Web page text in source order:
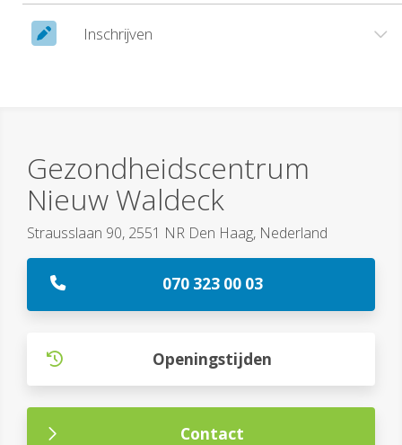
Inschrijven
Gezondheidscentrum
Nieuw Waldeck
Strausslaan 90, 2551 NR Den Haag, Nederland
070 323 00 03
Openingstijden
Contact